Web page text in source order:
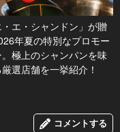
・エ・シャンドン」が贈
年夏の特別なプロモー
極上のシャンパンを味
選店舗を一挙紹介！
コメントする